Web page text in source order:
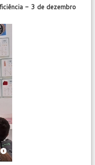
- 3 de dezembro